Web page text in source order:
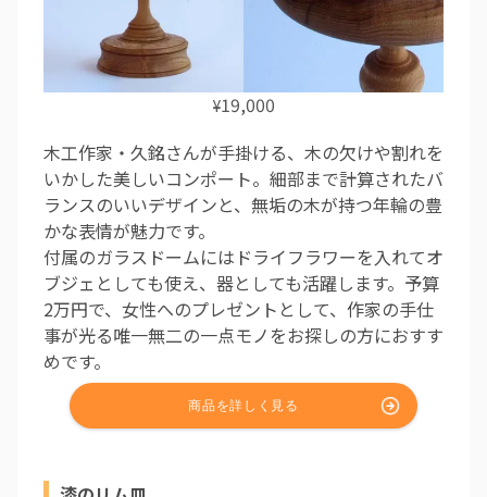
¥19,000
木工作家・久銘さんが手掛ける、木の欠けや割れを
いかした美しいコンポート。細部まで計算されたバ
ランスのいいデザインと、無垢の木が持つ年輪の豊
かな表情が魅力です。
付属のガラスドームにはドライフラワーを入れてオ
ブジェとしても使え、器としても活躍します。予算
2万円で、女性へのプレゼントとして、作家の手仕
事が光る唯一無二の一点モノをお探しの方におすす
めです。